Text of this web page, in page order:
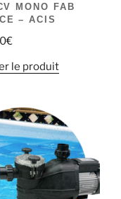
MONO FAB
– ACIS
€
le produit